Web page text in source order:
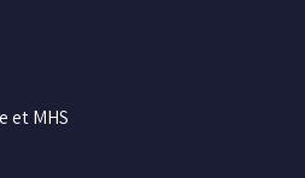
et MHS